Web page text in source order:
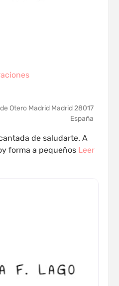
Otero Madrid Madrid 28017
España
de saludarte. A
forma a pequeños Leer